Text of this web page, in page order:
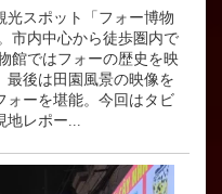
光スポット「フォー博物
市内中心から徒歩圏内で
館ではフォーの歴史を映
最後は田園風景の映像を
ォーを堪能。今回はタビ
地レポー...